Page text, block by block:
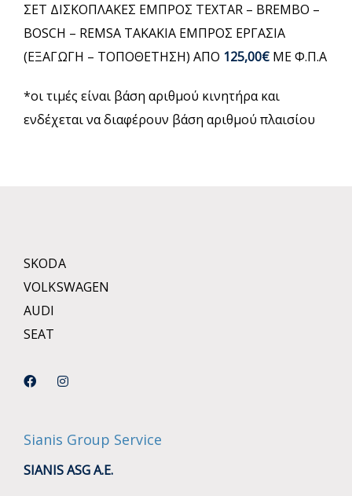
ΣΕΤ ΔΙΣΚΟΠΛΑΚΕΣ ΕΜΠΡΟΣ TEXTAR – BREMBO –
BOSCH – REMSA ΤΑΚΑΚΙΑ ΕΜΠΡΟΣ ΕΡΓΑΣΙΑ
(ΕΞΑΓΩΓΗ – ΤΟΠΟΘΕΤΗΣΗ) ΑΠΟ 125,00€ ΜΕ Φ.Π.Α
*οι τιμές είναι βάση αριθμού κινητήρα και
ενδέχεται να διαφέρουν βάση αριθμού πλαισίου
SKODA
VOLKSWAGEN
AUDI
SEAT
Sianis Group Service
SIANIS ASG A.E.